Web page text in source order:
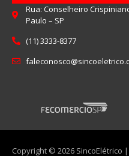
Rua: Conselheiro
Paulo – SP
(11) 3333-8377
Copyright © 2026